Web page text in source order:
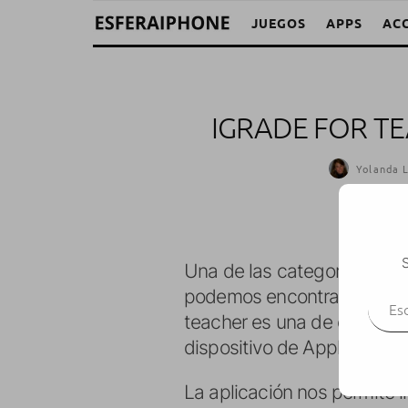
JUEGOS APPS
IGRADE FOR
Yolanda
Una de las categorías de
podemos encontrar
teacher es una de ellas y
dispositivo de Apple.
La aplicación nos permite